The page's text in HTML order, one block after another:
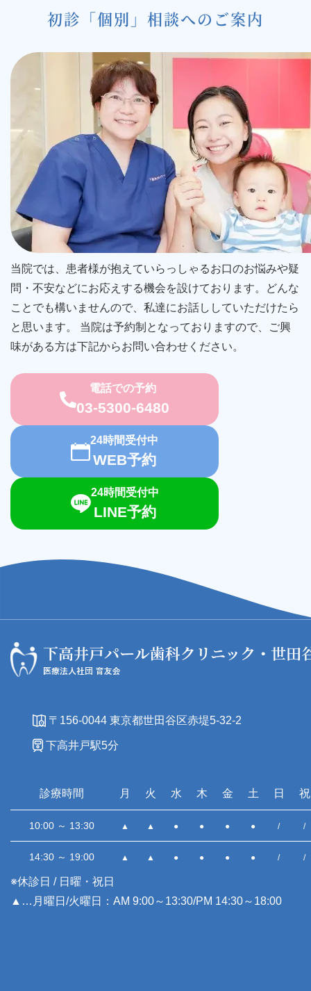
初診「個別」相談へのご案内
当院では、患者様が抱えていらっしゃるお口のお悩みや疑
問・不安などにお応えする機会を設けております。どんな
ことでも構いませんので、私達にお話ししていただけたら
と思います。 当院は予約制となっておりますので、ご興
味がある方は下記からお問い合わせください。
電話での予約
03-5300-6480
24時間受付中
WEB予約
24時間受付中
LINE予約
〒156-0044 東京都世田谷区赤堤5-32-2
下高井戸駅5分
診療時間 月 火 水 木 金 土 日 祝
10:00 ～ 13:30 ▲ ▲ ● ● ● ● / /
14:30 ～ 19:00 ▲ ▲ ● ● ● ● / /
※休診日 / 日曜・祝日
▲…月曜日/火曜日：AM 9:00～13:30/PM 14:30～18:00